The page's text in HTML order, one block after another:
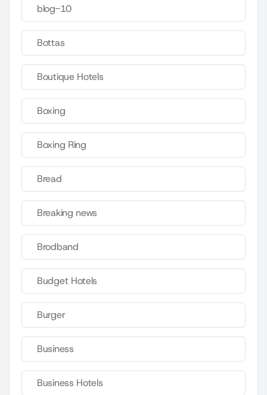
blog-10
Bottas
Boutique Hotels
Boxing
Boxing Ring
Bread
Breaking news
Brodband
Budget Hotels
Burger
Business
Business Hotels